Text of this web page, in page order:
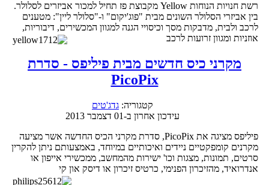
רשת חנויות הנוחות Yellow מקבוצת פז תחיל למכור אביזרים לסלולר.
בין אביזרי הסלולר השונים מבית "פוג'יקום" ו-"סלולר ליין": מטענים
לרכב ולבית, מדבקות מסך וכיסויי הגנה למגוון המכשירים, דיבוריות,
אוזניות ומגוון זרועות לרכב
מקרני כיס חדשים מבית פיליפס - סדרת
PicoPix
קטגוריה: גדג'טים
עידכון אחרון ב-01 דצמבר 2013
פיליפס מציגה את PicoPix, סדרת מקרני הכיס החדשה אשר מציעה
מקרנים קומפקטיים ניידים ואיכותיים במיוחד, באמצעותם ניתן להקרין
סרטים, תמונות, מצגות וכו' ישירות מהמחשב, ממכשירי אייפון או
אנדרואיד, מהזיכרון הפנימי, כרטיס זיכרון או דיסק און קי